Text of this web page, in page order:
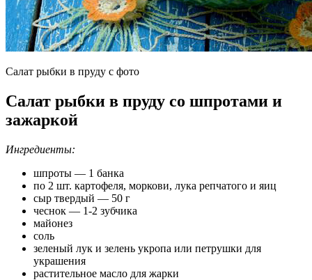
Салат рыбки в пруду с фото
Салат рыбки в пруду со шпротами и
зажаркой
Ингредиенты:
шпроты — 1 банка
по 2 шт. картофеля, моркови, лука репчатого и яиц
сыр твердый — 50 г
чеснок — 1-2 зубчика
майонез
соль
зеленый лук и зелень укропа или петрушки для
украшения
растительное масло для жарки